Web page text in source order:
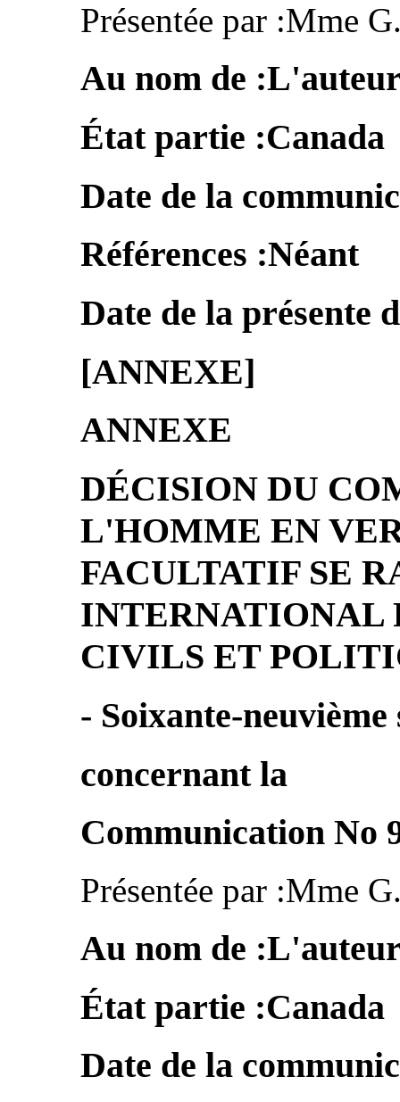
Présentée par :Mme
Au nom de
État partie :Canada
Date de la
Références :Néant
Date de la présente
[ANNEXE]
ANNEXE
DÉCISION DU
L'HOMME EN
FACULTATIF SE
INTERNATIONAL
CIVILS ET
- Soixante-neuvième
concernant la
Communication No
Présentée par :Mme
Au nom de
État partie :Canada
Date de la